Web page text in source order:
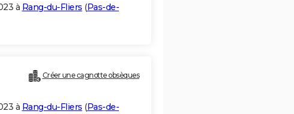
à Rang-du-Fliers (Pas-de-
Créer une cagnotte obsèques
à Rang-du-Fliers (Pas-de-